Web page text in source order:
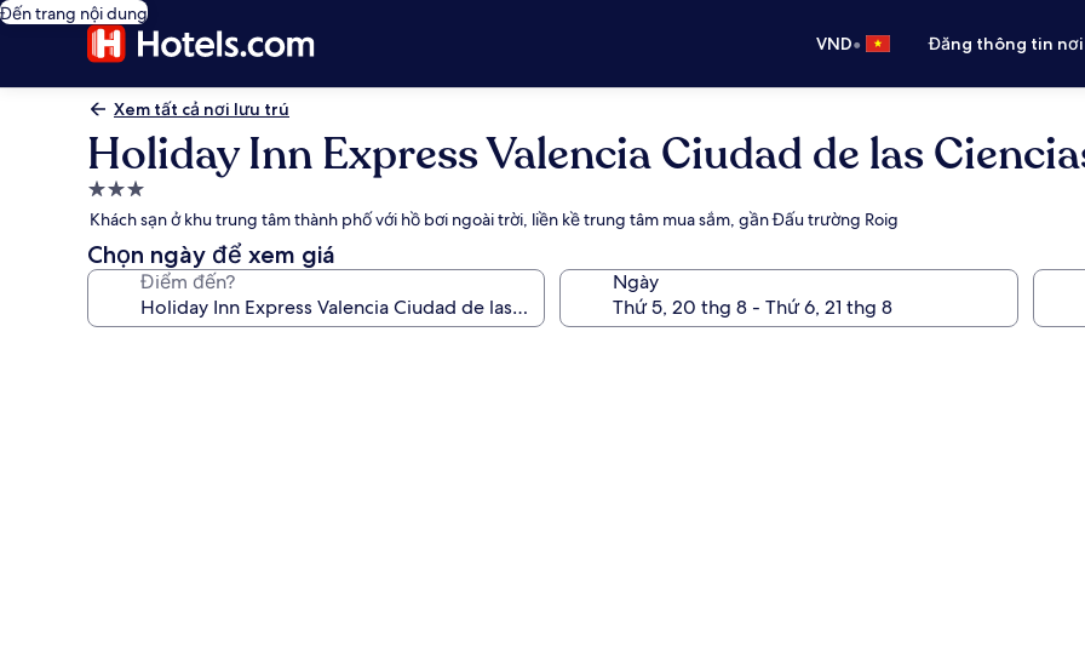
Đến trang nội dung
VND• Đăng thông tin
Xem tất cả nơi lưu trú
Holiday Inn Express Valencia Ciudad de las
Nơi
lưu
trú
3.0
Khách sạn ở khu trung tâm thành phố với hồ bơi ngoài trời, liền kề trung tâm mua sắm, gần Đấu trường Roig
Chọn ngày để xem giá
Điểm đến? Ngày